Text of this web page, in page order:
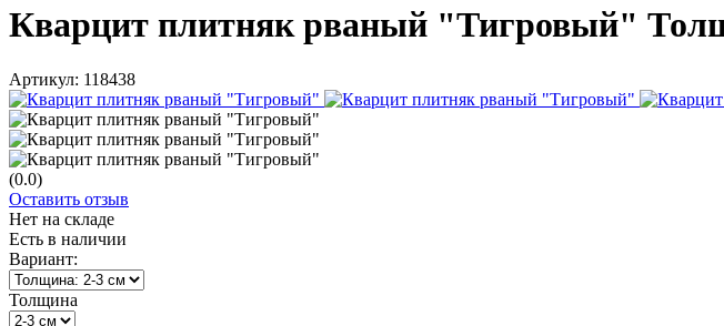
Кварцит плитняк рваный "Тигровый"
Артикул: 118438
(0.0)
Оставить отзыв
Нет на складе
Есть в наличии
Вариант:
Толщина